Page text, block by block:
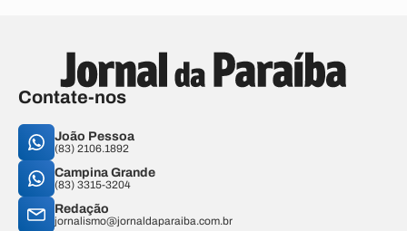
Contate-nos
João Pessoa
(83) 2106.1892
Campina Grande
(83) 3315-3204
Redação
jornalismo@jornaldaparaiba.com.br